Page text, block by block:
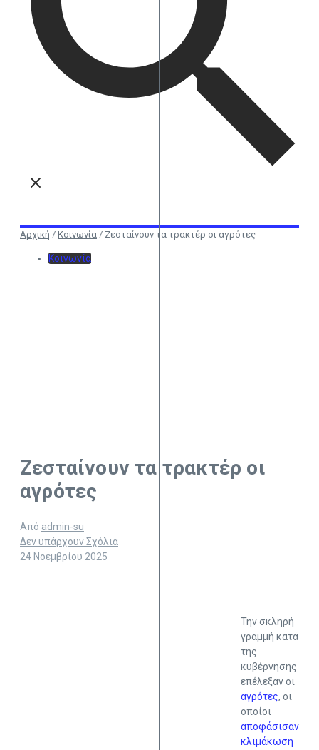
Αρχική / Κοινωνία / Ζεσταίνουν τα τρακτέρ οι αγρότες
Κοινωνία
Ζεσταίνουν τα τρακτέρ οι
αγρότες
Από admin-su
Δεν υπάρχουν Σχόλια
24 Νοεμβρίου 2025
Την σκληρή
γραμμή κατά
της
κυβέρνησης
επέλεξαν οι
αγρότες, οι
οποίοι
αποφάσισαν
κλιμάκωση